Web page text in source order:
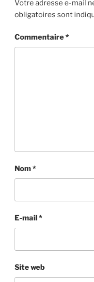
Votre adresse e-mail
obligatoires sont
Commentaire*
Nom*
E-mail *
Site web